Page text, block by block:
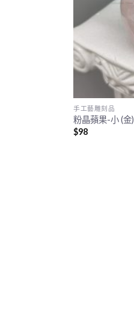
手工藝雕刻品
粉晶蘋果-小 (金)
$98